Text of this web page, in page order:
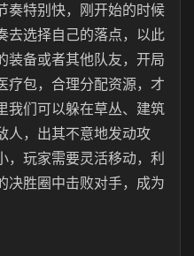
奏特别快，刚开始的时候
去选择自己的落点，以此
装备或者其他队友，开局
疗包，合理分配资源，才
我们可以躲在草丛、建筑
人，出其不意地发动攻
，玩家需要灵活移动，利
决胜圈中击败对手，成为